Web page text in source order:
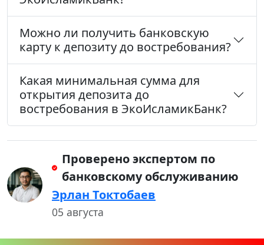
Можно ли получить банковскую
карту к депозиту до востребования?
Какая минимальная сумма для
открытия депозита до
востребования в ЭкоИсламикБанк?
Проверено экспертом по
банковскому обслуживанию
Эрлан Токтобаев
05 августа